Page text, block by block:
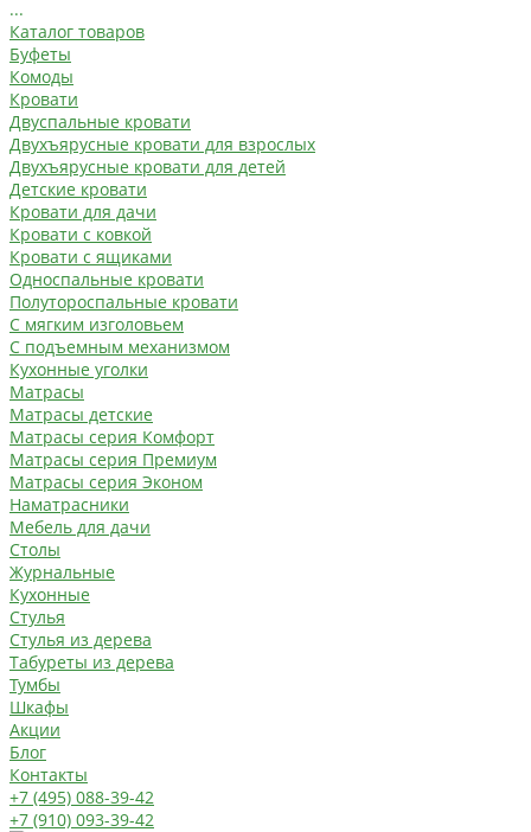
...
Каталог товаров
Буфеты
Комоды
Кровати
Двуспальные кровати
Двухъярусные кровати для взрослых
Двухъярусные кровати для детей
Детские кровати
Кровати для дачи
Кровати с ковкой
Кровати с ящиками
Односпальные кровати
Полутороспальные кровати
С мягким изголовьем
С подъемным механизмом
Кухонные уголки
Матрасы
Матрасы детские
Матрасы серия Комфорт
Матрасы серия Премиум
Матрасы серия Эконом
Наматрасники
Мебель для дачи
Столы
Журнальные
Кухонные
Стулья
Стулья из дерева
Табуреты из дерева
Тумбы
Шкафы
Акции
Блог
Контакты
+7 (495) 088-39-42
+7 (910) 093-39-42